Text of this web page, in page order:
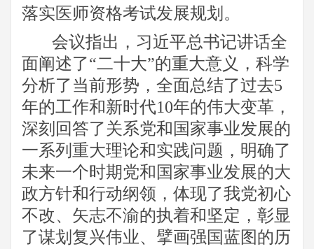
落实医师资格考试发展规划。
会议指出，习近平总书记讲话全
面阐述了“二十大”的重大意义，科学
分析了当前形势，全面总结了过去5
年的工作和新时代10年的伟大变革，
深刻回答了关系党和国家事业发展的
一系列重大理论和实践问题，明确了
未来一个时期党和国家事业发展的大
政方针和行动纲领，体现了我党初心
不改、矢志不渝的执着和坚定，彰显
了谋划复兴伟业、擘画强国蓝图的历